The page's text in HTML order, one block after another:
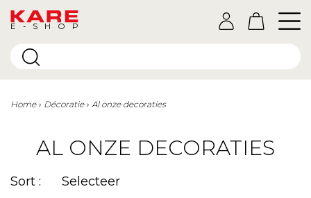
E-SHOP
Home Décoratie Al onze decoraties
AL ONZE DECORATIES
Sort : Selecteer